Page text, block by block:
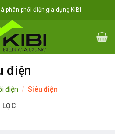
phân phối điện gia dụng KIBI
điện
điện / Siêu điện
LỌC